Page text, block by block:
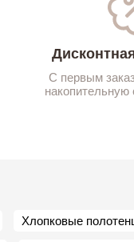
С первым
накопительную
Хлопковые